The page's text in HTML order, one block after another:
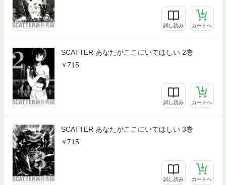
試し読み カートへ
SCATTER あなたがここにいてほしい 2巻
715
試し読み カートへ
SCATTER あなたがここにいてほしい 3巻
715
試し読み カートへ